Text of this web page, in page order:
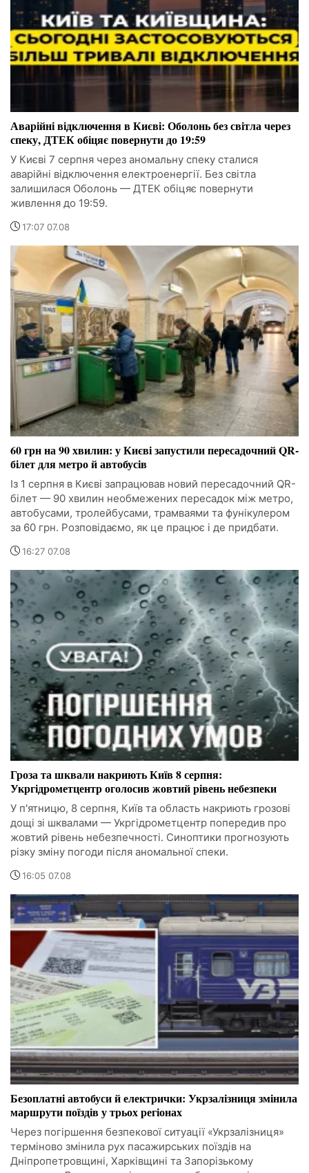
Аварійні відключення в Києві: Оболонь без світла через
спеку, ДТЕК обіцяє повернути до 19:59
У Києві 7 серпня через аномальну спеку сталися
аварійні відключення електроенергії. Без світла
залишилася Оболонь — ДТЕК обіцяє повернути
живлення до 19:59.
17:07 07.08
60 грн на 90 хвилин: у Києві запустили пересадочний QR-
білет для метро й автобусів
Із 1 серпня в Києві запрацював новий пересадочний QR-
білет — 90 хвилин необмежених пересадок між метро,
автобусами, тролейбусами, трамваями та фунікулером
за 60 грн. Розповідаємо, як це працює і де придбати.
16:27 07.08
Гроза та шквали накриють Київ 8 серпня:
Укргідрометцентр оголосив жовтий рівень небезпеки
У п'ятницю, 8 серпня, Київ та область накриють грозові
дощі зі шквалами — Укргідрометцентр попередив про
жовтий рівень небезпечності. Синоптики прогнозують
різку зміну погоди після аномальної спеки.
16:05 07.08
Безоплатні автобуси й електрички: Укрзалізниця змінила
маршрути поїздів у трьох регіонах
Через погіршення безпекової ситуації «Укрзалізниця»
терміново змінила рух пасажирських поїздів на
Дніпропетровщині, Харківщині та Запорізькому